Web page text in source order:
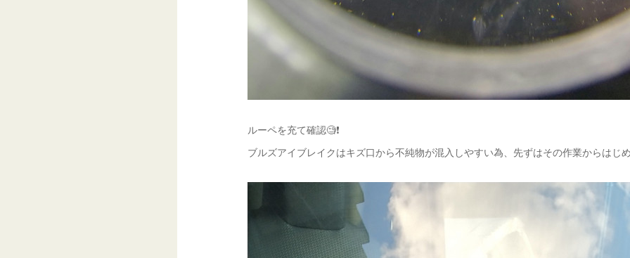
ルーペを充て確認🧐❗️
ブルズアイブレイクはキズ口から不純物が混入しやすい為、先ずはその作業からはじ